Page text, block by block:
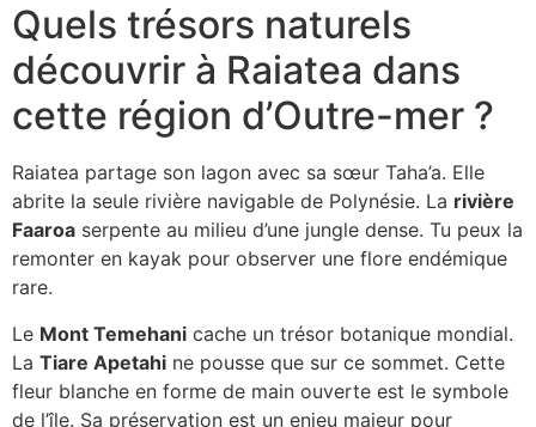
Quels trésors naturels
découvrir à Raiatea dans
cette région d’Outre-mer ?
Raiatea partage son lagon avec sa sœur Taha’a. Elle
abrite la seule rivière navigable de Polynésie. La rivière
Faaroa serpente au milieu d’une jungle dense. Tu peux la
remonter en kayak pour observer une flore endémique
rare.
Le Mont Temehani cache un trésor botanique mondial.
La Tiare Apetahi ne pousse que sur ce sommet. Cette
fleur blanche en forme de main ouverte est le symbole
de l’île. Sa préservation est un enjeu majeur pour